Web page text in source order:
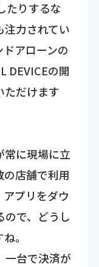
たりするな
注力されてい
アローンの
DEVICEの開
ただけます
常に現場に立
店舗で利用
プリをダウ
ので、どうし
。
一台で決済が